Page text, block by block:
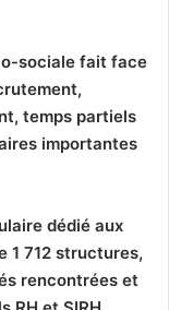
sociale fait face
temps partiels
importantes
dédié aux
1 712 structures,
rencontrées et